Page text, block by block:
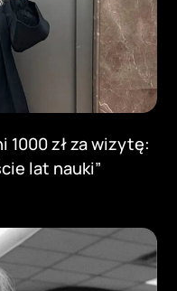
1000 zł za wizytę:
lat nauki”